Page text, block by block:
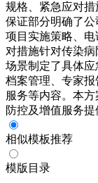
规格、紧急应对
保证部分明确了
项目实施策略、
对措施针对传染
场景制定了具体
档案管理、专家
服务等内容。本
防控及增值服务提
相似模板推荐
模版目录